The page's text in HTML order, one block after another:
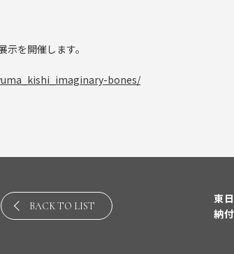
を開催します。
bones/
BACK TO LIST
東
納